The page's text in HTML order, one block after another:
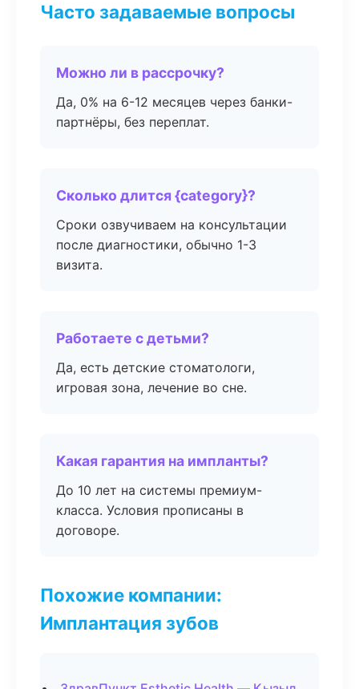
Часто задаваемые вопросы
Можно ли в рассрочку?
Да, 0% на 6-12 месяцев через банки-
партнёры, без переплат.
Сколько длится {category}?
Сроки озвучиваем на консультации
после диагностики, обычно 1-3
визита.
Работаете с детьми?
Да, есть детские стоматологи,
игровая зона, лечение во сне.
Какая гарантия на импланты?
До 10 лет на системы премиум-
класса. Условия прописаны в
договоре.
Похожие компании:
Имплантация зубов